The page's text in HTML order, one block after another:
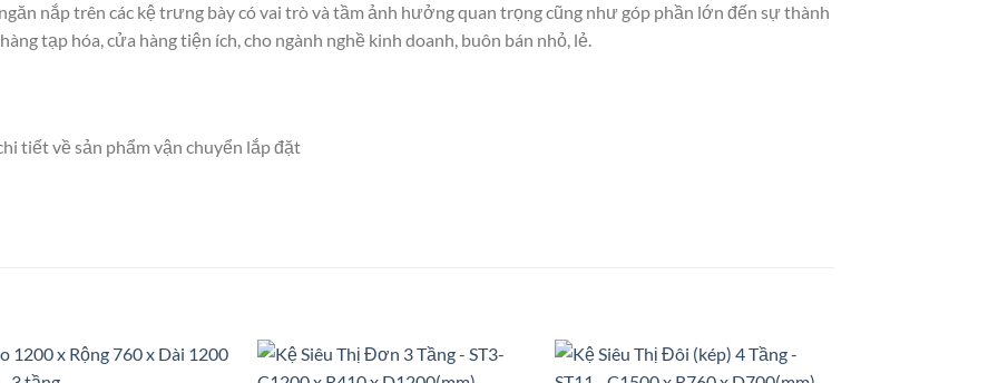
nắp trên các kệ trưng bày có vai trò và tầm ảnh hưởng quan trọng cũng như góp phần lớn đến sự thành
tạp hóa, cửa hàng tiện ích, cho ngành nghề kinh doanh, buôn bán nhỏ, lẻ.
tiết về sản phẩm vận chuyển lắp đặt